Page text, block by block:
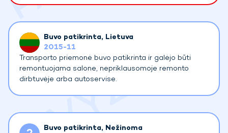
Buvo patikrinta, Lietuva
2015-11
Transporto priemonė buvo patikrinta ir galėjo būti
remontuojama salone, nepriklausomoje remonto
dirbtuvėje arba autoservise.
Buvo patikrinta, Nežinoma